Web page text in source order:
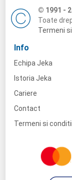
© 1991 -
Toate
Termeni
Info
Echipa Jeka
Istoria Jeka
Cariere
Contact
Termeni si conditii